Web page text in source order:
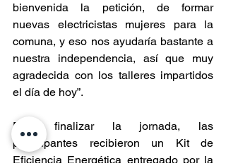
bienvenida la petición, de formar
nuevas electricistas mujeres para la
comuna, y eso nos ayudaría bastante a
nuestra independencia, así que muy
agradecida con los talleres impartidos
el día de hoy”.
Para finalizar la jornada, las
participantes recibieron un Kit de
Eficiencia Energética entregado por la